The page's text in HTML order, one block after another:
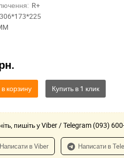
R+
306*173*225
корзину
пишіть у Viber / Telegram (093)
в Viber Написати в